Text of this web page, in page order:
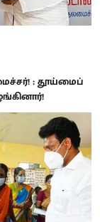
: தூய்மைப்